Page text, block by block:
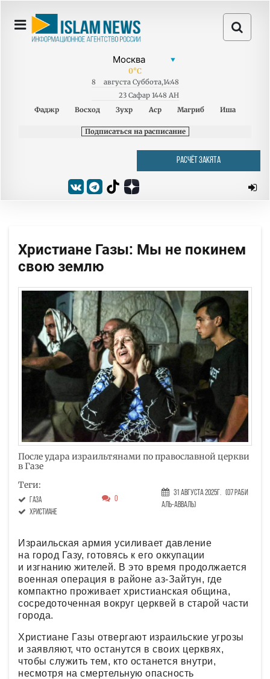
0°C
8 августа Суббота,14:48
23 Сафар 1448 AH
Фаджр
Восход Зухр Аср Магриб Иша
Подписаться на расписание
РАСЧЁТ ЗАКЯТА
Христиане Газы: Мы не покинем
свою землю
После удара израильтянами по православной церкви
в Газе
Теги:
Газа
христиане
0
31 Августа 2025г.
(07 Раби
аль-авваль)
Израильская армия усиливает давление
на город Газу, готовясь к его оккупации
и изгнанию жителей. В это время продолжается
военная операция в районе аз-Зайтун, где
компактно проживает христианская община,
сосредоточенная вокруг церквей в старой части
города.
Христиане Газы отвергают израильские угрозы
и заявляют, что останутся в своих церквях,
чтобы служить тем, кто останется внутри,
несмотря на смертельную опасность